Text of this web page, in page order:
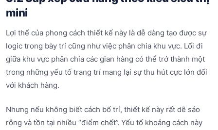
mini
Lợi thế của phong cách thiết kế này là dễ dàng tạo được sự
logic trong bày trí cũng như việc phân chia khu vực. Lối đi
giữa khu vực phân chia các gian hàng có thể trở thành một
trong những yếu tố trang trí mang lại sự thu hút cực lớn đối
với khách hàng.
Nhưng nếu không biết cách bố trí, thiết kế này rất dễ sáo
rỗng và tồn tại nhiều “điểm chết”. Yếu tố khoảng cách này